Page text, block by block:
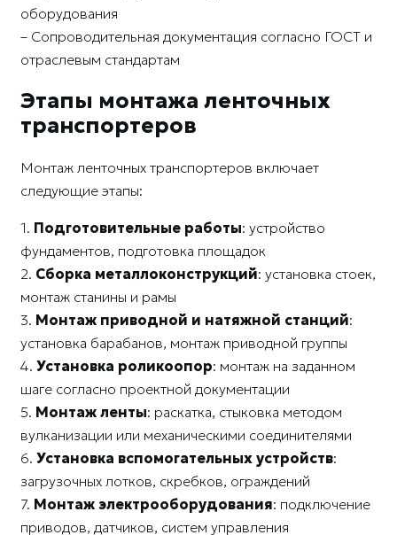
оборудования
– Сопроводительная документация согласно ГОСТ и
отраслевым стандартам
Этапы монтажа ленточных
транспортеров
Монтаж ленточных транспортеров включает
следующие этапы:
1. Подготовительные работы: устройство
фундаментов, подготовка площадок
2. Сборка металлоконструкций: установка стоек,
монтаж станины и рамы
3. Монтаж приводной и натяжной станций:
установка барабанов, монтаж приводной группы
4. Установка роликоопор: монтаж на заданном
шаге согласно проектной документации
5. Монтаж ленты: раскатка, стыковка методом
вулканизации или механическими соединителями
6. Установка вспомогательных устройств:
загрузочных лотков, скребков, ограждений
7. Монтаж электрооборудования: подключение
приводов, датчиков, систем управления